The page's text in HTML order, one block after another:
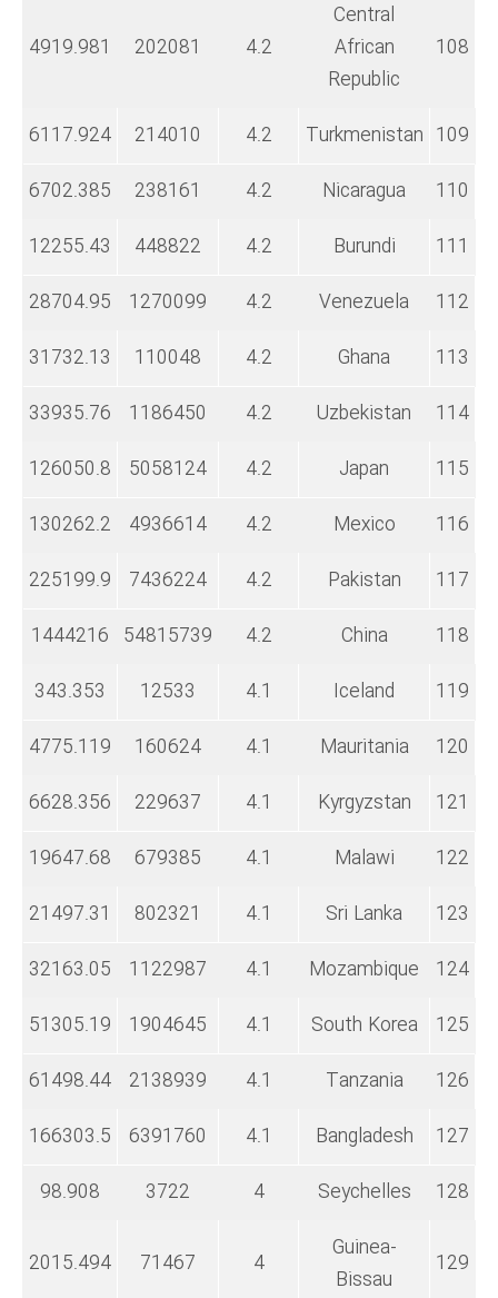
108
Central
African
Republic
4.2
202081
4919.981
109
Turkmenistan
4.2
214010
6117.924
110
Nicaragua
4.2
238161
6702.385
111
Burundi
4.2
448822
12255.43
112
Venezuela
4.2
1270099
28704.95
113
Ghana
4.2
110048
31732.13
114
Uzbekistan
4.2
1186450
33935.76
115
Japan
4.2
5058124
126050.8
116
Mexico
4.2
4936614
130262.2
117
Pakistan
4.2
7436224
225199.9
118
China
4.2
54815739
1444216
119
Iceland
4.1
12533
343.353
120
Mauritania
4.1
160624
4775.119
121
Kyrgyzstan
4.1
229637
6628.356
122
Malawi
4.1
679385
19647.68
123
Sri Lanka
4.1
802321
21497.31
124
Mozambique
4.1
1122987
32163.05
125
South Korea
4.1
1904645
51305.19
126
Tanzania
4.1
2138939
61498.44
127
Bangladesh
4.1
6391760
166303.5
128
Seychelles
4
3722
98.908
129
Guinea-
Bissau
4
71467
2015.494